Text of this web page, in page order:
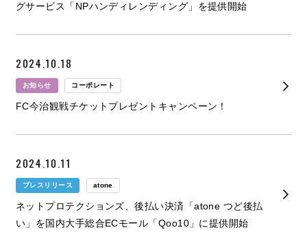
グサービス「NPハンディレンディング」を提供開始
2024.10.18
お知らせ コーポレート
FC今治観戦チケットプレゼントキャンペーン！
2024.10.11
プレスリリース atone
ネットプロテクションズ、後払い決済「atone つど後払
い」を国内大手総合ECモール「Qoo10」に提供開始